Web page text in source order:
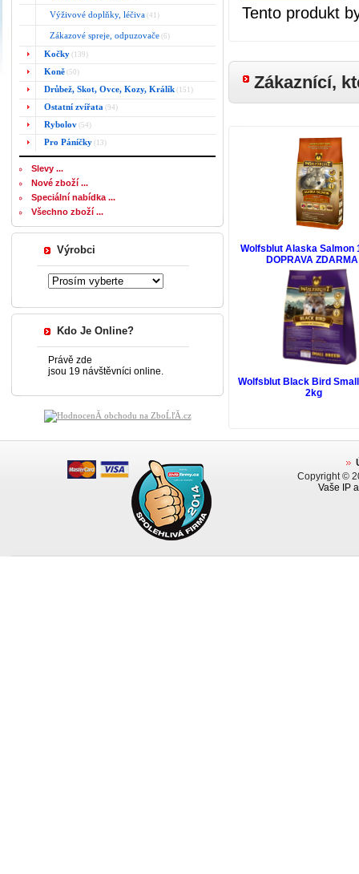
Výživové doplňky, léčiva (41)
Zákazové spreje, odpuzovače (6)
Kočky (139)
Koně (50)
Drůbež, Skot, Ovce, Kozy, Králík (151)
Ostatní zvířata (94)
Rybolov (54)
Pro Páníčky (13)
Slevy ...
Nové zboží ...
Speciální nabídka ...
Všechno zboží ...
Výrobci
Kdo Je Online?
Právě zde
jsou 19 návštěvníci online.
Tento produkt
Zákaznící,
Wolfsblut Alaska Salmon
DOPRAVA
Wolfsblut Black Bird
2kg
Copyright ©
Vaše IP